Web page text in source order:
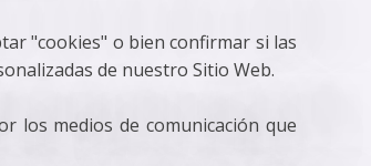
"cookies" o bien confirmar si las
de nuestro Sitio Web.
los medios de comunicación que